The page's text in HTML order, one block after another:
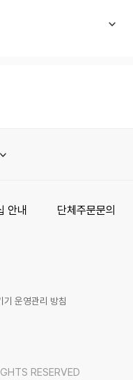
안내 단체주문문의
기 운영관리 방침
RESERVED